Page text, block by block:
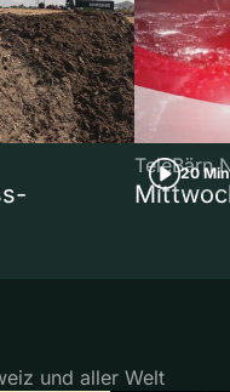
20 Min
TeleBärn
und aller Welt